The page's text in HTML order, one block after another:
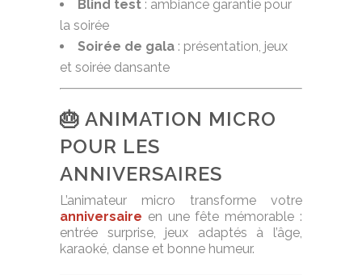
Blind test : ambiance garantie pour
la soirée
Soirée de gala : présentation, jeux
et soirée dansante
🎂 ANIMATION MICRO
POUR LES
ANNIVERSAIRES
L’animateur micro transforme votre
anniversaire en une fête mémorable :
entrée surprise, jeux adaptés à l’âge,
karaoké, danse et bonne humeur.